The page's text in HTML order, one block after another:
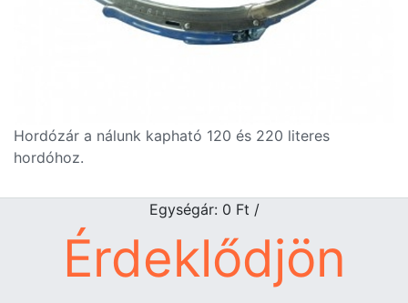
Hordózár a nálunk kapható 120 és 220 literes
hordóhoz.
Egységár: 0 Ft /
Érdeklődjön